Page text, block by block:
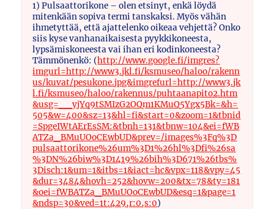
1) Pulsaattorikone – olen etsinyt, enkä löydä
mitenkään sopiva termi tanskaksi. Myös vähän
ihmetyttää, että ajattelenko oikeaa vehjettä? Onko
siis kyse vanhanaikaisesta pyykkikoneesta,
lypsämiskoneesta vai ihan eri kodinkoneesta?
Tämmönenkö: (http://www.google.fi/imgres?
imgurl=http://www3.jkl.fi/ksmuseo/haloo/rakenn
us/kuvat/pesukone.jpg&imgrefurl=http://www3.jk
l.fi/ksmuseo/haloo/rakennus/puhtaanapito2.htm
&usg=__yjYq9tSMIzG2OQm1KMuQ5Ygx5Bk=&h=
505&w=400&sz=13&hl=fi&start=0&zoom=1&tbnid
=SpgeIWtAErEsSM:&tbnh=131&tbnw=104&ei=fWB
ATZa_BMuUOoCEwbUD&prev=/images%3Fq%3D
pulsaattorikone%26um%3D1%26hl%3Dfi%26sa
%3DN%26biw%3D1419%26bih%3D671%26tbs%
3Disch:1&um=1&itbs=1&iact=hc&vpx=118&vpy=45
&dur=3484&hovh=252&hovw=200&tx=78&ty=181
&oei=fWBATZa_BMuUOoCEwbUD&esq=1&page=1
&ndsp=30&ved=1t:429,r:0,s:0)